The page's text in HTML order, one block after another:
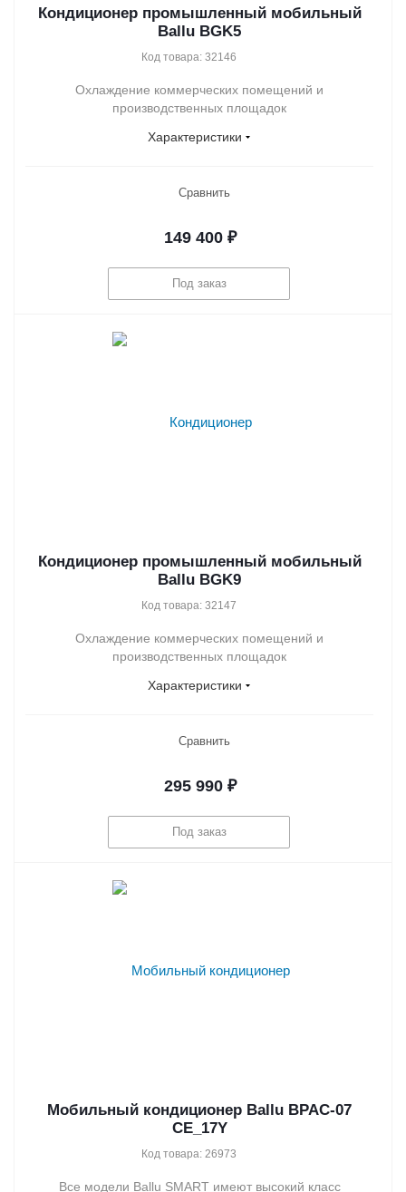
Кондиционер промышленный мобильный
Ballu BGK5
Код товара: 32146
Охлаждение коммерческих помещений и
производственных площадок
Характеристики
Сравнить
149 400₽
Под заказ
Кондиционер промышленный мобильный
Ballu BGK9
Код товара: 32147
Охлаждение коммерческих помещений и
производственных площадок
Характеристики
Сравнить
295 990₽
Под заказ
Мобильный кондиционер Ballu BPAC-07
CE_17Y
Код товара: 26973
Все модели Ballu SMART имеют высокий класс